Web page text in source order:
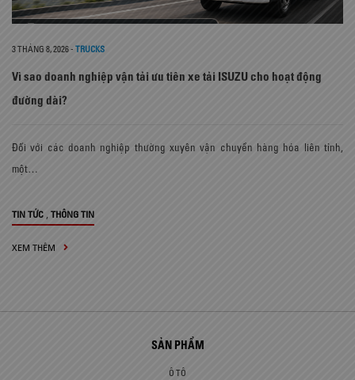
3 THÁNG 8, 2026- TRUCKS
Vì sao doanh nghiệp vận tải ưu tiên xe tải ISUZU cho hoạt động
đường dài?
Đối với các doanh nghiệp thường xuyên vận chuyển hàng hóa liên tỉnh,
một…
TIN TỨC THÔNG TIN
XEM THÊM
SẢN PHẨM
Ô TÔ